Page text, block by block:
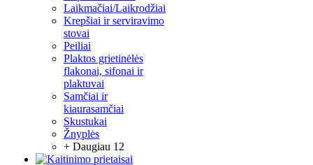
Laikmačiai/Laikrodžiai
Krepšiai ir serviravimo
stovai
Peiliai
Plaktos grietinėlės
flakonai, sifonai ir
plaktuvai
Samčiai ir
kiaurasamčiai
Skustukai
Žnyplės
+ Daugiau 12